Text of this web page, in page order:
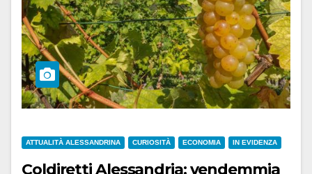
ATTUALITÀ ALESSANDRINA CURIOSITÀ ECONOMIA IN EVIDENZA
Coldiretti Alessandria: vendemmia